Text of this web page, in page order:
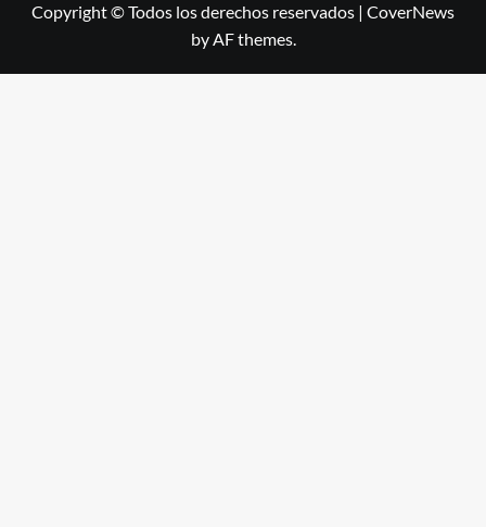
Copyright © Todos los derechos reservados | CoverNews
by AF themes.